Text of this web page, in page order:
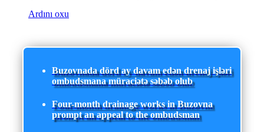
Ardını oxu
Buzovnada dörd ay davam edən drenaj işləri
ombudsmana müraciətə səbəb olub
Four-month drainage works in Buzovna
prompt an appeal to the ombudsman